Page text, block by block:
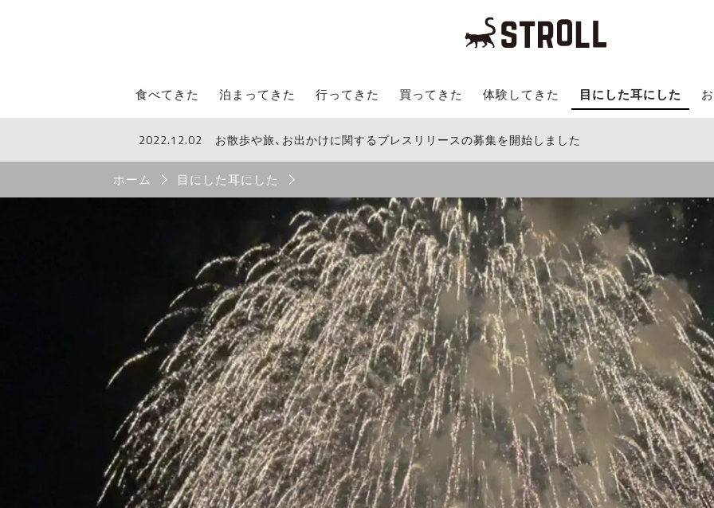
STROLL Menu
食べてきた 泊まってきた 行ってきた 買ってきた 体験してきた 目にした耳にした
STROLLからのお知らせ
2022.12.02 お散歩や旅、お出かけに関するプレスリリースの募集を開始しました
Breadcrumb
ホーム 目にした耳にした